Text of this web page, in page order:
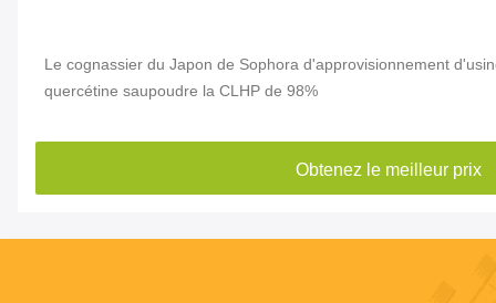
Le cognassier du Japon de Sophora d'approvisionnement
quercétine saupoudre la CLHP de 98%
Obtenez le meilleur prix